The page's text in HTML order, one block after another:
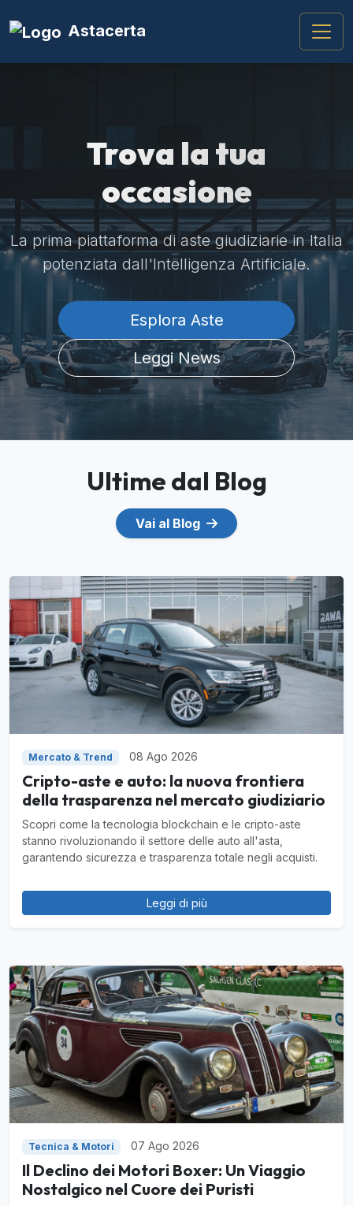
Astacerta
Trova la tua
occasione
La prima piattaforma di aste giudiziarie in Italia
potenziata dall'Intelligenza Artificiale.
Esplora Aste
Leggi News
Ultime dal Blog
Vai al Blog
Mercato & Trend 08 Ago 2026
Cripto-aste e auto: la nuova frontiera
della trasparenza nel mercato giudiziario
Scopri come la tecnologia blockchain e le cripto-aste
stanno rivoluzionando il settore delle auto all'asta,
garantendo sicurezza e trasparenza totale negli acquisti.
Leggi di più
Tecnica & Motori 07 Ago 2026
Il Declino dei Motori Boxer: Un Viaggio
Nostalgico nel Cuore dei Puristi